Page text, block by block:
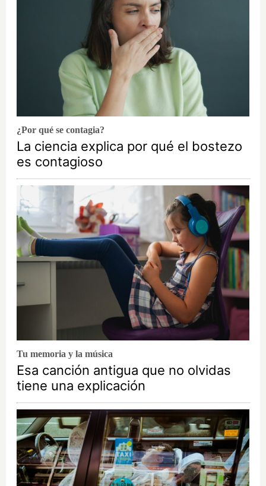
¿Por qué se contagia?
La ciencia explica por qué el bostezo
es contagioso
Tu memoria y la música
Esa canción antigua que no olvidas
tiene una explicación